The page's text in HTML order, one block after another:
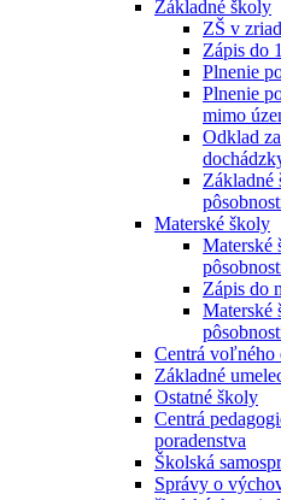
Základné školy
ZŠ v
Zápis do
Plnenie
Plnenie
mimo
Odklad
Materské školy
Materské
Zápis do
Materské
Centrá voľného
Základné
Ostatné školy
Centrá
poradenstva
Školská
Správy o